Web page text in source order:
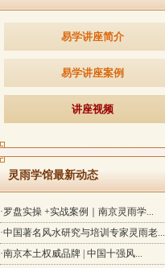
易学讲座简介
易学讲座案例
讲座视频
灵雨学馆最新动态
·罗盘实操 +实战案例｜南京灵雨学...
·中国著名风水研究与培训专家灵雨老...
·南京本土权威品牌 | 中国十强风...